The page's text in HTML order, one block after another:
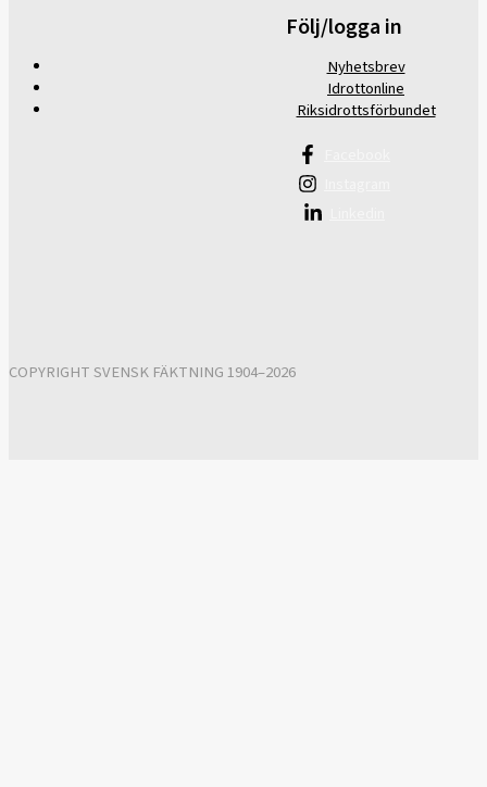
Följ/logga in
Nyhetsbrev
Idrottonline
Riksidrottsförbundet
COPYRIGHT SVENSK FÄKTNING 1904–2026